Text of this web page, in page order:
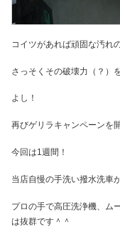
コイツがあれば頑固な汚れ
さっそくその破壊力（？）
よし！
再びゲリラキャンペーンを
今回は1週間！
当店自慢の手洗い撥水洗車
プロの手で高圧洗浄機、ム
は抜群です＾＾